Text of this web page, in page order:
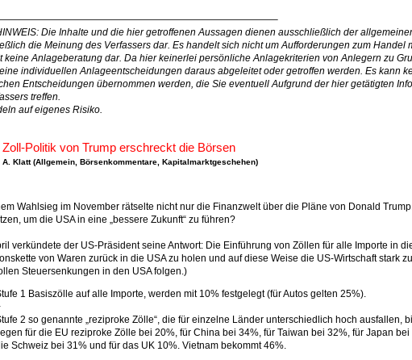
Die Inhalte und die hier getroffenen Aussagen dienen ausschließlich der
die Meinung des Verfassers dar. Es handelt sich nicht um Aufforderungen zum Handel
keine Anlageberatung dar. Da hier keinerlei persönliche Anlagekriterien von Anlegern zu
individuellen Anlageentscheidungen daraus abgeleitet oder getroffen werden. Es kann
Entscheidungen übernommen werden, die Sie eventuell Aufgrund der hier getätigten
treffen.
auf eigenes Risiko.
Zoll-Politik von Trump erschreckt die Börsen
A. Klatt (Allgemein Börsenkommentare Kapitalmarktgeschehen)
Wahlsieg im November rätselte nicht nur die Finanzwelt über die Pläne von Donald
um die USA in eine „bessere Zukunft“ zu führen?
verkündete der US-Präsident seine Antwort: Die Einführung von Zöllen für alle Importe in
von Waren zurück in die USA zu holen und auf diese Weise die US-Wirtschaft stark
Steuersenkungen in den USA folgen.)
1 Basiszölle auf alle Importe, werden mit 10% festgelegt (für Autos gelten 25%).
2 so genannte „reziproke Zölle“, die für einzelne Länder unterschiedlich hoch ausfallen,
für die EU reziproke Zölle bei 20%, für China bei 34%, für Taiwan bei 32%, für Japan
Schweiz bei 31% und für das UK 10%. Vietnam bekommt 46%.